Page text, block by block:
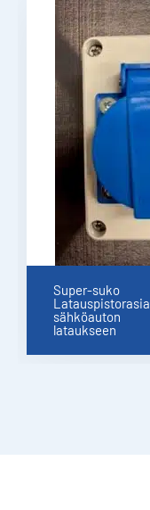
Super-suko
Latauspistorasia
sähköauton
lataukseen